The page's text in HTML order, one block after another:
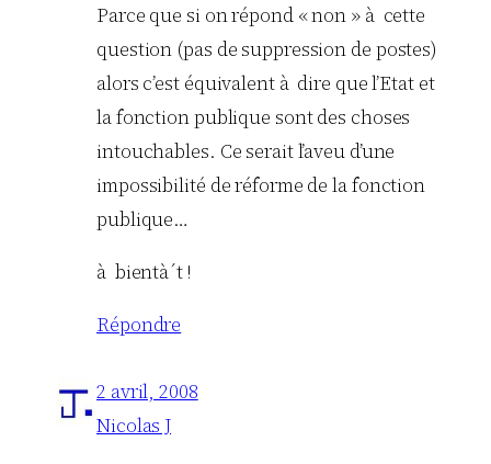
Parce que si on répond « non » à cette
question (pas de suppression de postes)
alors c’est équivalent à dire que l’Etat et
la fonction publique sont des choses
intouchables. Ce serait l’aveu d’une
impossibilité de réforme de la fonction
publique…
à bientà´t !
Répondre
2 avril, 2008
Nicolas J